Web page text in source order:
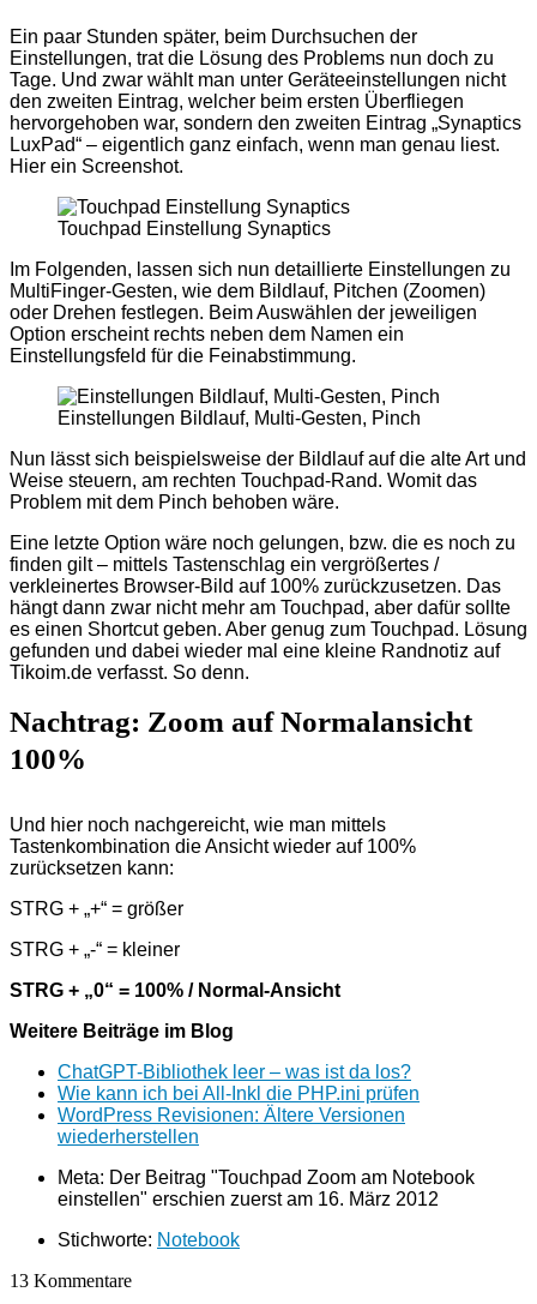
Ein paar Stunden später, beim Durchsuchen der
Einstellungen, trat die Lösung des Problems nun doch zu
Tage. Und zwar wählt man unter Geräteeinstellungen nicht
den zweiten Eintrag, welcher beim ersten Überfliegen
hervorgehoben war, sondern den zweiten Eintrag „Synaptics
LuxPad“ – eigentlich ganz einfach, wenn man genau liest.
Hier ein Screenshot.
Touchpad Einstellung Synaptics
Im Folgenden, lassen sich nun detaillierte Einstellungen zu
MultiFinger-Gesten, wie dem Bildlauf, Pitchen (Zoomen)
oder Drehen festlegen. Beim Auswählen der jeweiligen
Option erscheint rechts neben dem Namen ein
Einstellungsfeld für die Feinabstimmung.
Einstellungen Bildlauf, Multi-Gesten, Pinch
Nun lässt sich beispielsweise der Bildlauf auf die alte Art und
Weise steuern, am rechten Touchpad-Rand. Womit das
Problem mit dem Pinch behoben wäre.
Eine letzte Option wäre noch gelungen, bzw. die es noch zu
finden gilt – mittels Tastenschlag ein vergrößertes /
verkleinertes Browser-Bild auf 100% zurückzusetzen. Das
hängt dann zwar nicht mehr am Touchpad, aber dafür sollte
es einen Shortcut geben. Aber genug zum Touchpad. Lösung
gefunden und dabei wieder mal eine kleine Randnotiz auf
Tikoim.de verfasst. So denn.
Nachtrag: Zoom auf Normalansicht
100%
Und hier noch nachgereicht, wie man mittels
Tastenkombination die Ansicht wieder auf 100%
zurücksetzen kann:
STRG + „+“ = größer
STRG + „-“ = kleiner
STRG + „0“ = 100% / Normal-Ansicht
Weitere Beiträge im Blog
ChatGPT-Bibliothek leer – was ist da los?
Wie kann ich bei All-Inkl die PHP.ini prüfen
WordPress Revisionen: Ältere Versionen
wiederherstellen
Meta: Der Beitrag "Touchpad Zoom am Notebook
einstellen" erschien zuerst am 16. März 2012
Stichworte: Notebook
13 Kommentare